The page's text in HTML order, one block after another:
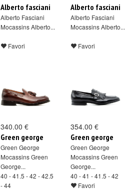
Alberto fasciani
Alberto Fasciani
Mocassins Alberto...
Favori
Alberto fasciani
Alberto Fasciani
Mocassins Alberto...
Favori
340.00 €
Green george
Green George
Mocassins Green
George...
40 - 41.5 - 42 - 42.5
- 44
354.00 €
Green george
Green George
Mocassins Green
George...
40 - 41 - 41.5 - 42
Favori